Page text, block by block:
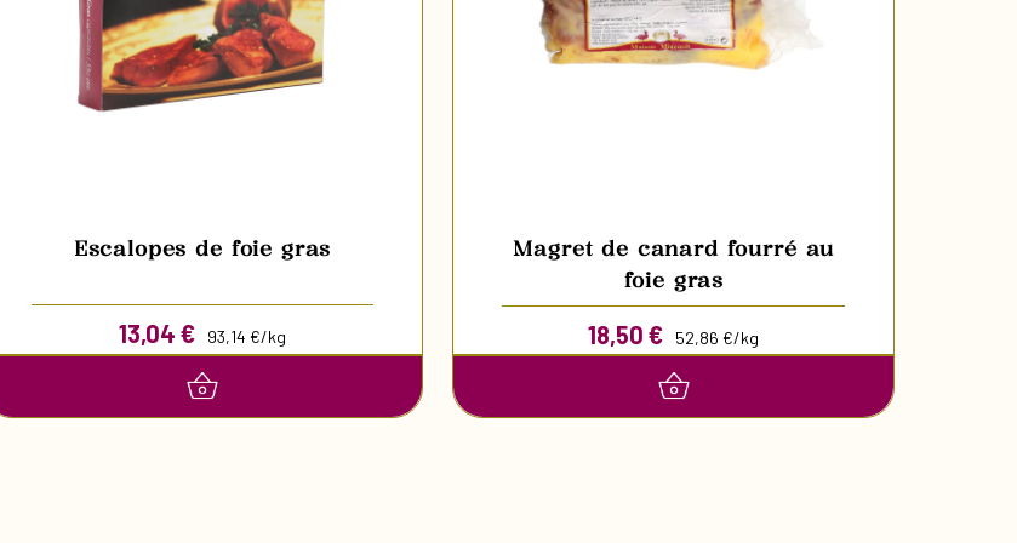
Escalopes de foie gras
13,04 € 93,14 €/kg
Magret de canard fourré au
foie gras
18,50€ 52,86 €/kg